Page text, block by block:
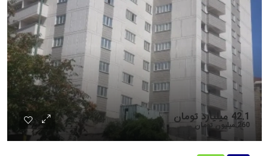
42.1 میلیارد تومان
260 میلیون تومان